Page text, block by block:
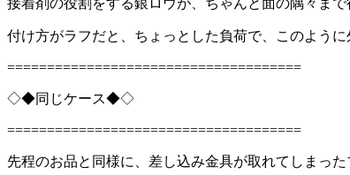
付け方がラフだと、ちょっとした負荷で、このように
=====================================
◇◆同じケース◆◇
=====================================
先程のお品と同様に、差し込み金具が取れてしまった